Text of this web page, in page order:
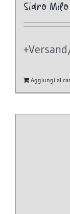
Sidro Milo
Aggiungi al